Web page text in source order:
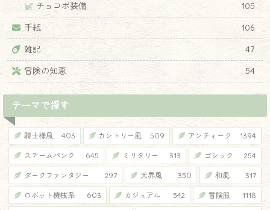
チョコボ装備
105
手紙
106
雑記
47
冒険の知恵
54
テーマで探す
騎士様風 403 カントリー風 509 アンティーク 1394
スチームパンク 645 ミリタリー 313 ゴシック 254
ダークファンタジー 297 天界風 350 和風 317
ロボット機械系 603 カジュアル 542 冒険服 1118